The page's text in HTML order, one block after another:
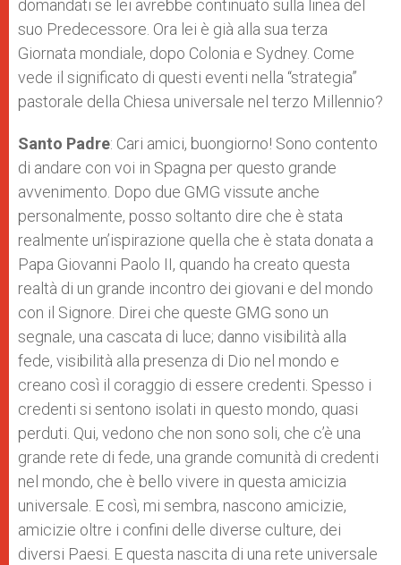
domandati se lei avrebbe continuato sulla linea del
suo Predecessore. Ora lei è già alla sua terza
Giornata mondiale, dopo Colonia e Sydney. Come
vede il significato di questi eventi nella “strategia”
pastorale della Chiesa universale nel terzo Millennio?
Santo Padre: Cari amici, buongiorno! Sono contento
di andare con voi in Spagna per questo grande
avvenimento. Dopo due GMG vissute anche
personalmente, posso soltanto dire che è stata
realmente un’ispirazione quella che è stata donata a
Papa Giovanni Paolo II, quando ha creato questa
realtà di un grande incontro dei giovani e del mondo
con il Signore. Direi che queste GMG sono un
segnale, una cascata di luce; danno visibilità alla
fede, visibilità alla presenza di Dio nel mondo e
creano così il coraggio di essere credenti. Spesso i
credenti si sentono isolati in questo mondo, quasi
perduti. Qui, vedono che non sono soli, che c’è una
grande rete di fede, una grande comunità di credenti
nel mondo, che è bello vivere in questa amicizia
universale. E così, mi sembra, nascono amicizie,
amicizie oltre i confini delle diverse culture, dei
diversi Paesi. E questa nascita di una rete universale